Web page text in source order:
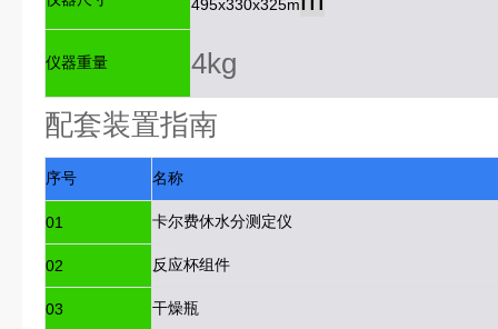
495x330x325m
仪器重量
4kg
配套装置指南
序号 名称
01 卡尔费休水分测定仪
02 反应杯组件
03 干燥瓶